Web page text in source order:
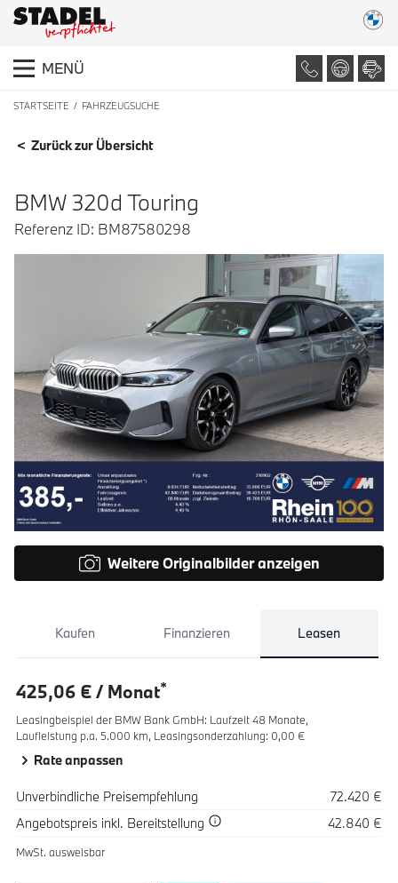
MENÜ
STARTSEITE FAHRZEUGSUCHE
FAHRZEUGDETAILS
< Zurück zur Übersicht
BMW 320d Touring
Referenz ID: BM87580298
Weitere Originalbilder anzeigen
Kaufen Finanzieren Leasen
425,06 € / Monat*
Leasingbeispiel der BMW Bank GmbH: Laufzeit 48 Monate,
Laufleistung p.a. 5.000 km, Leasingsonderzahlung: 0,00 €
Rate anpassen
SpezifikationWert
Unverbindliche Preisempfehlung
72.420 €
Spezifikation Wert
Angebotspreis inkl. Bereitstellung 42.840 €
MwSt. ausweisbar